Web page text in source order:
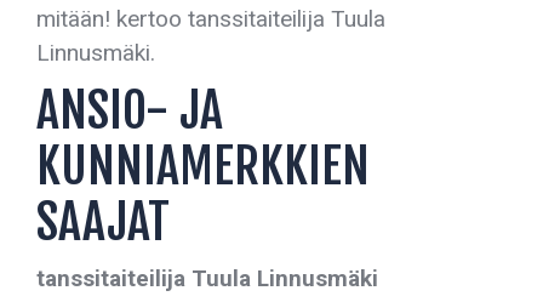
mitään! kertoo tanssitaiteilija Tuula
Linnusmäki.
ANSIO- JA
KUNNIAMERKKIEN
SAAJAT
tanssitaiteilija Tuula Linnusmäki